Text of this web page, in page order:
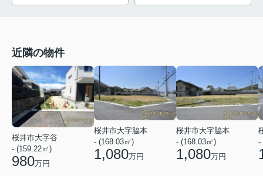
近隣の物件
桜井市大字谷
- (159.22㎡)
980万円
桜井市大字脇本
- (168.03㎡)
1,080万円
桜井市大字脇本
- (168.03㎡)
1,080万円
-